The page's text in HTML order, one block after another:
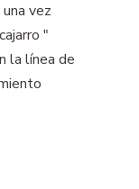
vez
"
la línea de